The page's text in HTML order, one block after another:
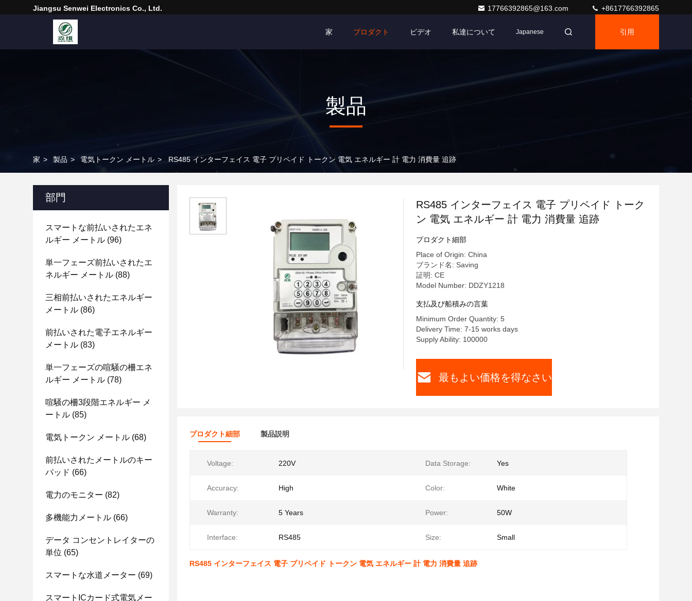
Jiangsu Senwei Electronics Co., Ltd. 17766392865@163.com +8617766392865
家 プロダクト ビデオ 私達について Japanese 引用
製品
家 > 製品 > 電気トークン メートル > RS485 インターフェイス 電子 プリペイド トークン 電気 エネルギー 計 電力 消費量 追跡
部門
スマートな前払いされたエネ
ルギー メートル (96)
単一フェーズ前払いされたエ
ネルギー メートル (88)
三相前払いされたエネルギー
メートル (86)
前払いされた電子エネルギー
メートル (83)
単一フェーズの喧騒の柵エネ
ルギー メートル (78)
喧騒の柵3段階エネルギー メ
ートル (85)
電気トークン メートル (68)
前払いされたメートルのキー
パッド (66)
電力のモニター (82)
多機能力メートル (66)
データ コンセントレイターの
単位 (65)
スマートな水道メーター (69)
スマートICカード式電気メー
RS485 インターフェイス 電子 プリペイド トーク
ン 電気 エネルギー 計 電力 消費量 追跡
プロダクト細部
Place of Origin: China
ブランド名: Saving
証明: CE
Model Number: DDZY1218
支払及び船積みの言葉
Minimum Order Quantity: 5
Delivery Time: 7-15 works days
Supply Ability: 100000
最もよい価格を得なさい
プロダクト細部 製品説明
Voltage: 220V Data Storage: Yes
Accuracy: High Color: White
Warranty: 5 Years Power: 50W
Interface: RS485 Size: Small
RS485 インターフェイス 電子 プリペイド トークン 電気 エネルギー 計 電力 消費量 追跡